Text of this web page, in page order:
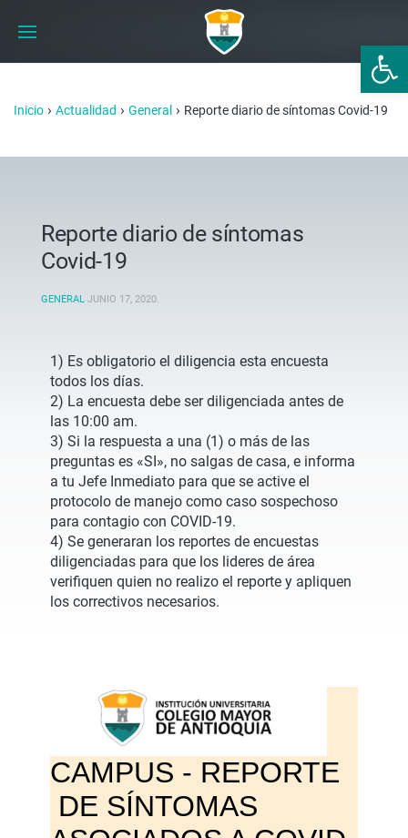
Abrir
Inicio › Actualidad › General › Reporte diario de síntomas Covid-19
Reporte diario de síntomas
Covid-19
GENERAL JUNIO 17, 2020.
1) Es obligatorio el diligencia esta encuesta
todos los días.
2) La encuesta debe ser diligenciada antes de
las 10:00 am.
3) Si la respuesta a una (1) o más de las
preguntas es «SI», no salgas de casa, e informa
a tu Jefe Inmediato para que se active el
protocolo de manejo como caso sospechoso
para contagio con COVID-19.
4) Se generaran los reportes de encuestas
diligenciadas para que los lideres de área
verifiquen quien no realizo el reporte y apliquen
los correctivos necesarios.